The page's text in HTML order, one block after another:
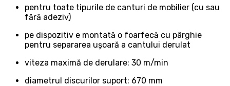
pentru toate tipurile de canturi de mobilier (cu sau
fără adeziv)
pe dispozitiv e montată o foarfecă cu pârghie
pentru separarea ușoară a cantului derulat
viteza maximă de derulare: 30 m/min
diametrul discurilor suport: 670 mm